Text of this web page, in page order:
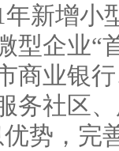
新增小
型企业“
商业银
务社区
势，完